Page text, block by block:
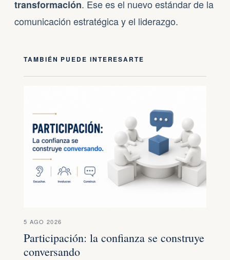
transformación. Ese es el nuevo estándar de la
comunicación estratégica y el liderazgo.
TAMBIÉN PUEDE INTERESARTE
5 AGO 2026
Participación: la confianza se construye
conversando